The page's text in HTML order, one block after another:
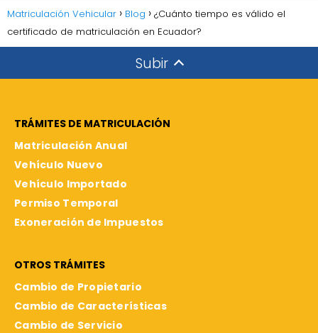
Matriculación Vehicular Blog
¿Cuánto tiempo es válido el
certificado de matriculación en Ecuador?
Subir
TRÁMITES DE MATRICULACIÓN
Matriculación Anual
Vehículo Nuevo
Vehículo Importado
Permiso Temporal
Exoneración de Impuestos
OTROS TRÁMITES
Cambio de Propietario
Cambio de Características
Cambio de Servicio